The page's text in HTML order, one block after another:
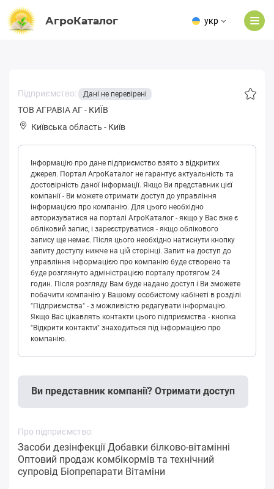
АгроКаталог укр
Підприємство: Дані не перевірені
ТОВ АГРАВІА АГ - КИЇВ
Київська область - Київ
Інформацію про дане підприємство взято з відкритих
джерел. Портал АгроКаталог не гарантує актуальність та
достовірність даної інформації. Якщо Ви представник цієї
компанії - Ви можете отримати доступ до управління
інформацією про компанію. Для цього необхідно
авторизуватися на порталі АгроКаталог - якщо у Вас вже є
обліковий запис, і зареєструватися - якщо облікового
запису ще немає. Після цього необхідно натиснути кнопку
запиту доступу нижче на цій сторінці. Запит на доступ до
управління інформацією про компанію буде створено та
буде розглянуто адміністрацією порталу протягом 24
годин. Після розгляду Вам буде надано доступ і Ви зможете
побачити компанію у Вашому особистому кабінеті в розділі
"Підприємства" - з можливістю редагувати інформацію.
Якщо Вас цікавлять контакти цього підприємства - кнопка
"Відкрити контакти" знаходиться під інформацією про
компанію.
Ви представник компанії? Отримати доступ
Про підприємство:
Засоби дезінфекції Добавки білково-вітамінні
Оптовий продаж комбікормів та технічний
супровід Біопрепарати Вітаміни